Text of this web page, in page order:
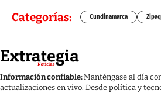
Categorías: Cundinamarca
Información confiable:Manténgase al día
actualizaciones en vivo. Desde política y